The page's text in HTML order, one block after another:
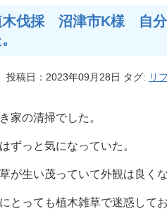
伐採 沼津市K様 自分
投稿日：2023年09月28日 タグ: リ
家の清掃でした。
ずっと気になっていた。
が生い茂っていて外観は良くな
とっても植木雑草で迷惑して